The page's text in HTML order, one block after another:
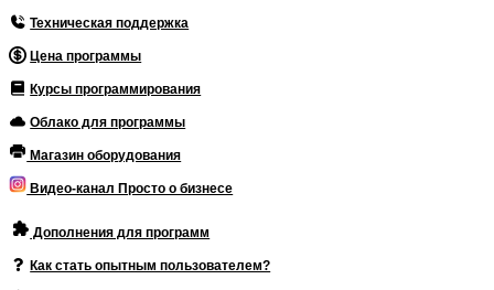
Техническая поддержка
Цена программы
Курсы программирования
Облако для программы
Магазин оборудования
Видео-канал Просто о бизнесе
Дополнения для программ
Как стать опытным пользователем?